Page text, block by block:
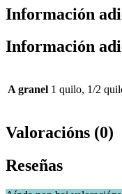
Información
Información
A granel 1 quilo, 1/2
Valoracións (0)
Reseñas